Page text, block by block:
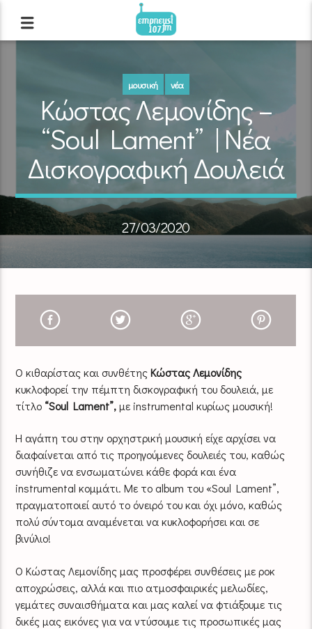
μουσική νέα
Κώστας Λεμονίδης –
“Soul Lament” | Νέα
Δισκογραφική Δουλειά
27/03/2020
Ο κιθαρίστας και συνθέτηςΚώστας Λεμονίδης
κυκλοφορεί την πέμπτη δισκογραφική του δουλειά, με
τίτλο “Soul Lament”,με instrumental κυρίως μουσική!
Η αγάπη του στην ορχηστρική μουσική είχε αρχίσει να
διαφαίνεται από τις προηγούμενες δουλειές του, καθώς
συνήθιζε να ενσωματώνει κάθε φορά και ένα
instrumental κομμάτι. Με το album του «Soul Lament”,
πραγματοποιεί αυτό το όνειρό του και όχι μόνο, καθώς
πολύ σύντομα αναμένεται να κυκλοφορήσει και σε
βινύλιο!
Ο Κώστας Λεμονίδης μας προσφέρει συνθέσεις με ροκ
αποχρώσεις, αλλά και πιο ατμοσφαιρικές μελωδίες,
γεμάτες συναισθήματα και μας καλεί να φτιάξουμε τις
δικές μας εικόνες για να ντύσουμε τις προσωπικές μας